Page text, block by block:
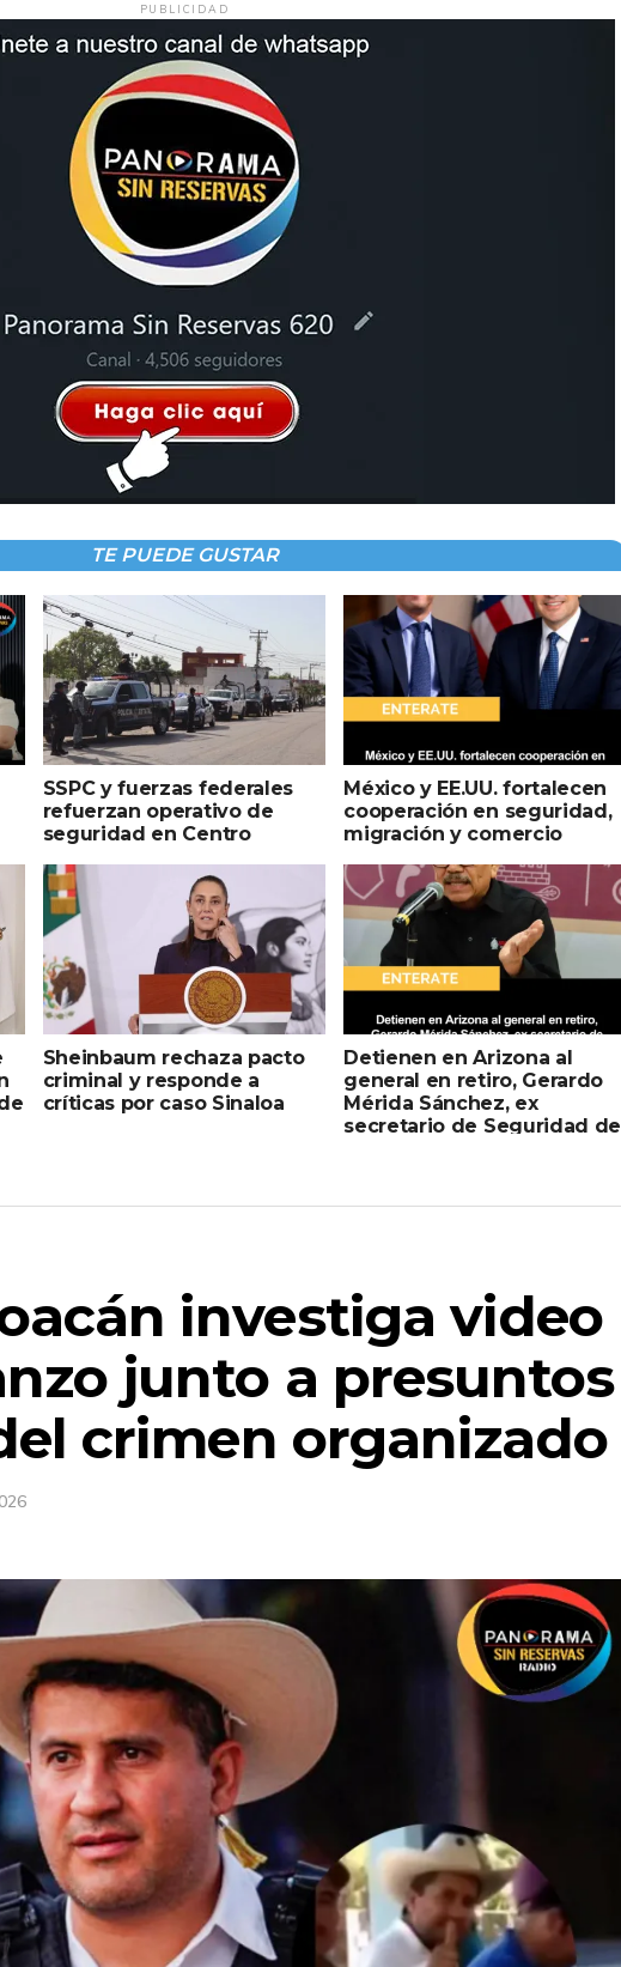
PUBLICIDAD
TE PUEDE GUSTAR
SSPC y fuerzas federales
refuerzan operativo de
seguridad en Centro
México y EE.UU. fortalecen
cooperación en seguridad,
migración y comercio
Sheinbaum rechaza pacto
criminal y responde a
críticas por caso Sinaloa
Detienen en Arizona al
general en retiro, Gerardo
Mérida Sánchez, ex
secretario de Seguridad de
investiga video
junto a presuntos
crimen organizado